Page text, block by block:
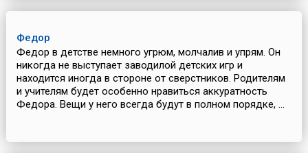
Федор
Федор в детстве немного угрюм, молчалив и упрям. Он
никогда не выступает заводилой детских игр и
находится иногда в стороне от сверстников. Родителям
и учителям будет особенно нравиться аккуратность
Федора. Вещи у него всегда будут в полном порядке, ...